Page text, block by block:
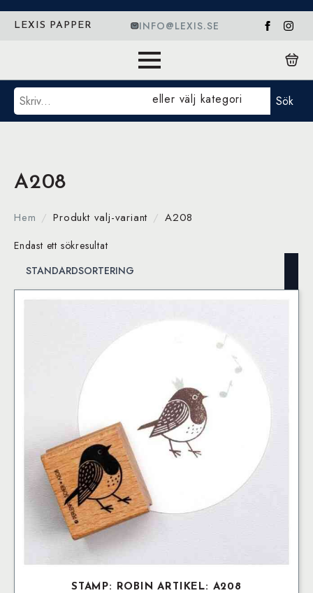
LEXIS PAPPER INFO@LEXIS.SE
Sök eller välj kategori Sök
A208
Hem Produkt valj-variant A208
Endast ett sökresultat
STAMP: ROBIN ARTIKEL: A208